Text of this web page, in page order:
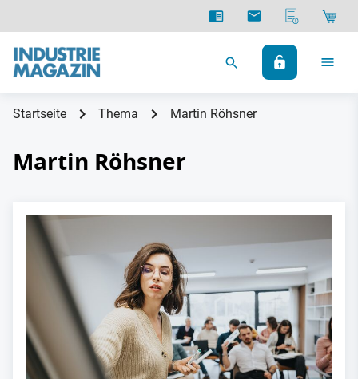
Startseite Thema Martin Röhsner
Martin Röhsner